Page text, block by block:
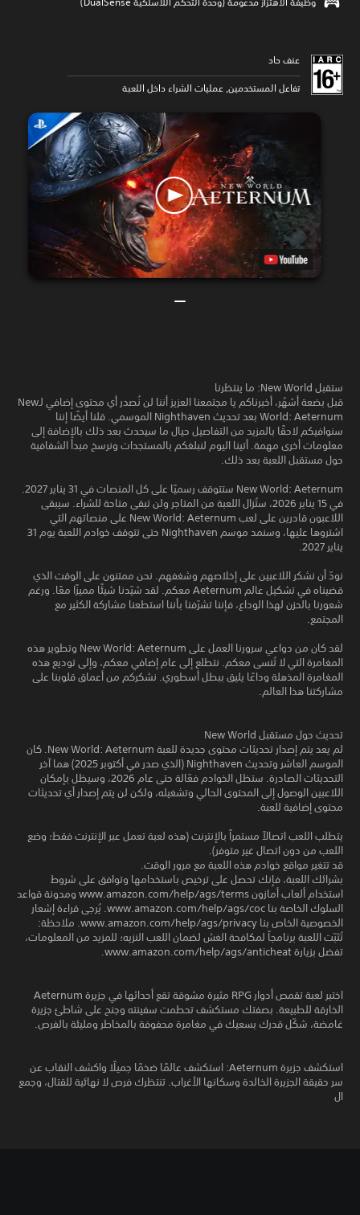
عنف حاد
تفاعل المستخدمين, عمليات الشراء داخل اللعبة
ستقبل New World: ما ينتظرنا
قبل بضعة أشهُر، أخبرناكم يا مجتمعنا العزيز أننا لن نُصدر أي محتوى إضافي لـNew
World: Aeternum بعد تحديث Nighthaven الموسمي. قلنا أيضًا إننا
سنوافيكم لاحقًا بالمزيد من التفاصيل حيال ما سيحدث بعد ذلك بالإضافة إلى
معلومات أخرى مهمة. أتينا اليوم لنبلغكم بالمستجدات ونرسخ مبدأ الشفافية
حول مستقبل اللعبة بعد ذلك.
New World: Aeternum ستتوقف رسميًا على كل المنصات في 31 يناير 2027.
في 15 يناير 2026، ستُزال اللعبة من المتاجر ولن تبقى متاحة للشراء. سيبقى
اللاعبون قادرين على لعب New World: Aeternum على منصاتهم التي
اشتروها عليها، وسنمد موسم Nighthaven حتى تتوقف خوادم اللعبة يوم 31
يناير 2027.
نودّ أن نشكر اللاعبين على إخلاصهم وشغفهم. نحن ممتنون على الوقت الذي
قضيناه في تشكيل عالم Aeternum معكم. لقد شيّدنا شيئًا مميزًا معًا. ورغم
شعورنا بالحزن لهذا الوداع، فإننا تشرّفنا بأننا استطعنا مشاركة الكثير مع
المجتمع.
لقد كان من دواعي سرورنا العمل على New World: Aeternum وتطوير هذه
المغامرة التي لا تُنسى معكم. نتطلع إلى عام إضافي معكم، وإلى توديع هذه
المغامرة المذهلة وداعًا يليق ببطل أسطوري. نشكركم من أعماق قلوبنا على
مشاركتنا هذا العالم.
تحديث حول مستقبل New World
لم يعد يتم إصدار تحديثات محتوى جديدة للعبة New World: Aeternum. كان
الموسم العاشر وتحديث Nighthaven (الذي صدر في أكتوبر 2025) هما آخر
التحديثات الصادرة. ستظل الخوادم فعّالة حتى عام 2026، وسيظل بإمكان
اللاعبين الوصول إلى المحتوى الحالي وتشغيله، ولكن لن يتم إصدار أي تحديثات
محتوى إضافية للعبة.
يتطلب اللعب اتصالاً مستمراً بالإنترنت (هذه لعبة تعمل عبر الإنترنت فقط؛ وضع
اللعب من دون اتصال غير متوفر).
قد تتغير مواقع خوادم هذه اللعبة مع مرور الوقت.
بشرائك اللعبة، فإنك تحصل على ترخيص باستخدامها وتوافق على شروط
استخدام ألعاب أمازون www.amazon.com/help/ags/terms ومدونة قواعد
السلوك الخاصة بنا www.amazon.com/help/ags/coc. يُرجى قراءة إشعار
الخصوصية الخاص بنا www.amazon.com/help/ags/privacy. ملاحظة:
تُثبّت اللعبة برنامجاً لمكافحة الغش لضمان اللعب النزيه؛ للمزيد من المعلومات،
تفضل بزيارة www.amazon.com/help/ags/anticheat.
اختبر لعبة تقمص أدوار RPG مثيرة مشوقة تقع أحداثها في جزيرة Aeternum
الخارقة للطبيعة. بصفتك مستكشف تحطمت سفينته وجنح على شاطئ جزيرة
غامضة، شكّل قدرك بسعيك في مغامرة محفوفة بالمخاطر ومليئة بالفرص.
استكشف جزيرة Aeternum: استكشف عالمًا ضخمًا جميلًا واكشف النقاب عن
سر حقيقة الجزيرة الخالدة وسكانها الأغراب. تنتظرك فرص لا نهائية للقتال، وجمع
ال